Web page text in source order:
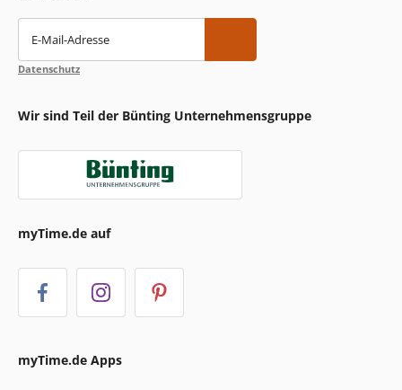
E-Mail-Adresse
Datenschutz
Wir sind Teil der Bünting Unternehmensgruppe
myTime.de auf
myTime.de Apps